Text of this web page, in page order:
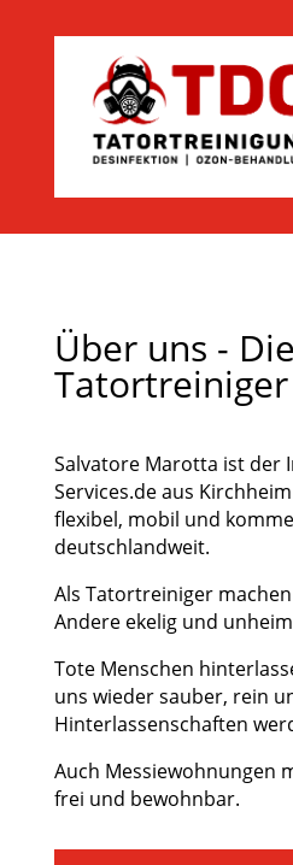
Über uns - Die
Tatortreiniger
Salvatore Marotta ist der
Services.de aus
flexibel, mobil und
deutschlandweit.
Als Tatortreiniger
Andere ekelig und
Tote Menschen
uns wieder sauber, rein
Hinterlassenschaften
Auch Messiewohnungen
frei und bewohnbar.